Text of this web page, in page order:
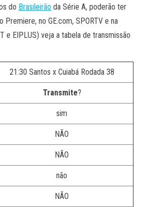
do Brasileirão da Série A, poderão ter
Premiere, no GE.com, SPORTV e na
e EIPLUS) veja a tabela de transmissão
21:30 Santos x Cuiabá Rodada 38
Transmite?
sim
NÃO
NÃO
não
NÃO